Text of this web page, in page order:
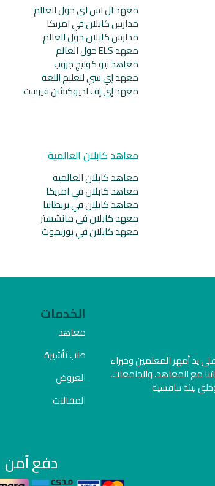
معهد ال اس اي حول العالم
مدارس كابلان في امريكا
مدارس كابلان حول العالم
معهد ELS حول العالم
معاهد نيو كوليج جروب
معهد إي سي لتعليم اللغة
معهد إي إف اديوكيشن فيرست
معاهد كابلان العالمية
معاهد كابلان العالمية
معاهد كابلان في امريكا
معاهد كابلان في بريطانيا
معهد كابلان في مانشستر
معهد كابلان في بورنموث
يد أمهر المعلمين وخبراء
مع المعاهد، والجامعات،
بيئة تنافسية
الخدمات
معاهد
طلب تأشيرة
العروض
المقالات
دفع آمن